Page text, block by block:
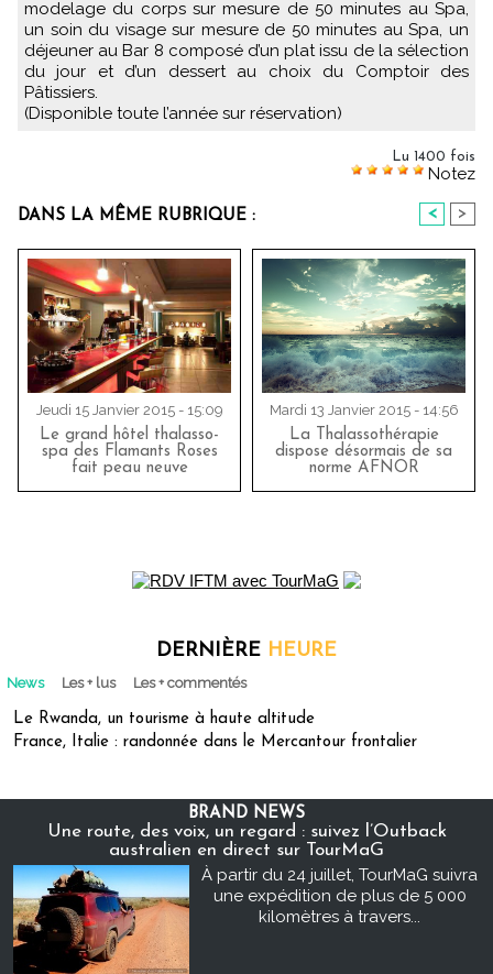
modelage du corps sur mesure de 50 minutes au Spa,
un soin du visage sur mesure de 50 minutes au Spa, un
déjeuner au Bar 8 composé d’un plat issu de la sélection
du jour et d’un dessert au choix du Comptoir des
Pâtissiers.
(Disponible toute l’année sur réservation)
Lu 1400 fois
Notez
DANS LA MÊME RUBRIQUE : < >
Jeudi 15 Janvier 2015 - 15:09
Le grand hôtel thalasso-
spa des Flamants Roses
fait peau neuve
Mardi 13 Janvier 2015 - 14:56
La Thalassothérapie
dispose désormais de sa
norme AFNOR
DERNIÈRE HEURE
News Les + lus Les + commentés
Le Rwanda, un tourisme à haute altitude
France, Italie : randonnée dans le Mercantour frontalier
BRAND NEWS
Une route, des voix, un regard : suivez l’Outback
australien en direct sur TourMaG
À partir du 24 juillet, TourMaG suivra
une expédition de plus de 5 000
kilomètres à travers...